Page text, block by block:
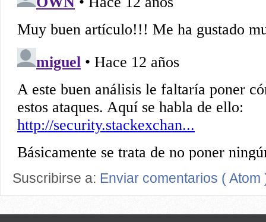
Suscribirse a: Enviar comentarios ( Atom